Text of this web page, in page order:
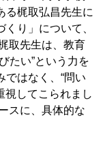
る梶取弘昌先生に
り」について、
取先生は、教育
たい”という力を
ではなく、“問い
視してこられまし
スに、具体的な